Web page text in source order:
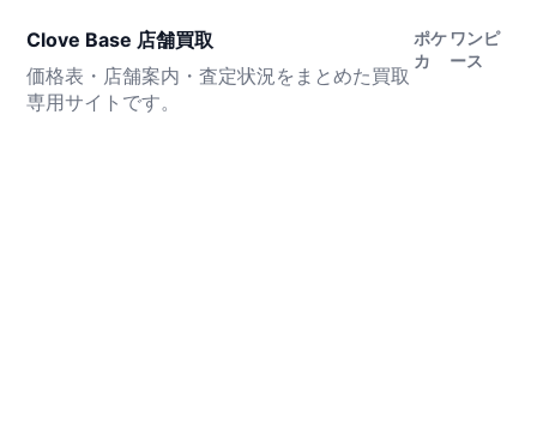
Clove Base 店舗買取
価格表・店舗案内・査定状況をまとめた買取
専用サイトです。
ポケ
カ
ワンピ
ース